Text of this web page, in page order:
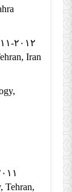
Iran
Tehran,